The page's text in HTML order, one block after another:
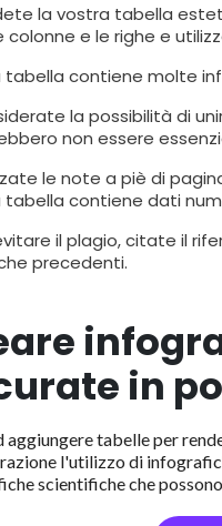
la vostra tabella
colonne e le righe e
tabella contiene molte
la possibilità di
non essere
le note a piè di
tabella contiene dati
il plagio, citate il
precedenti.
in
aggiungere tabelle per
l'utilizzo di
scientifiche che